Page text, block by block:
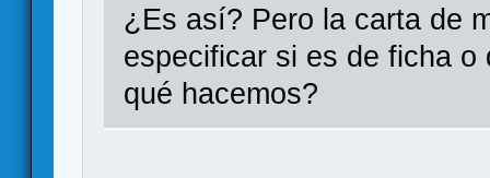
¿Es así? Pero la carta de
especificar si es de ficha
qué hacemos?